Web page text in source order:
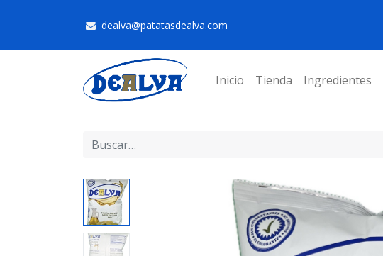
dealva@patatasdealva.com
Inicio Tienda Ingredientes